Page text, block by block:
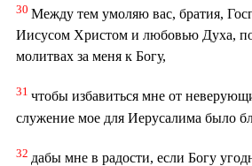
30 Между тем умоляю вас, братия,
Иисусом Христом и любовью Духа,
молитвах за меня к Богу,
31 чтобы избавиться мне от
служение мое для Иерусалима было
32 дабы мне в радости, если Богу